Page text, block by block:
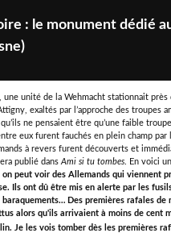
: le monument dédié
une unité de la Wehmacht stationnait
exaltés par l’approche des troupes
qu’ils ne pensaient être qu’une faible
eux furent fauchés en plein champ
à revers furent découverts et
publié dans Ami si tu tombes . En voici
peut voir des Allemands qui viennent
Ils ont dû être mis en aler­te par les
Des premières rafales de
alors qu'ils arrivaient à moins de cent
Je les vois tomber dès les pre­mières